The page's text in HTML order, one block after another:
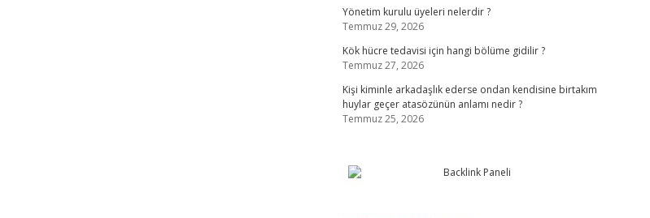
Yönetim kurulu üyeleri nelerdir ?
Temmuz 29, 2026
Kök hücre tedavisi için hangi bölüme gidilir ?
Temmuz 27, 2026
Kişi kiminle arkadaşlık ederse ondan kendisine birtakım
huylar geçer atasözünün anlamı nedir ?
Temmuz 25, 2026